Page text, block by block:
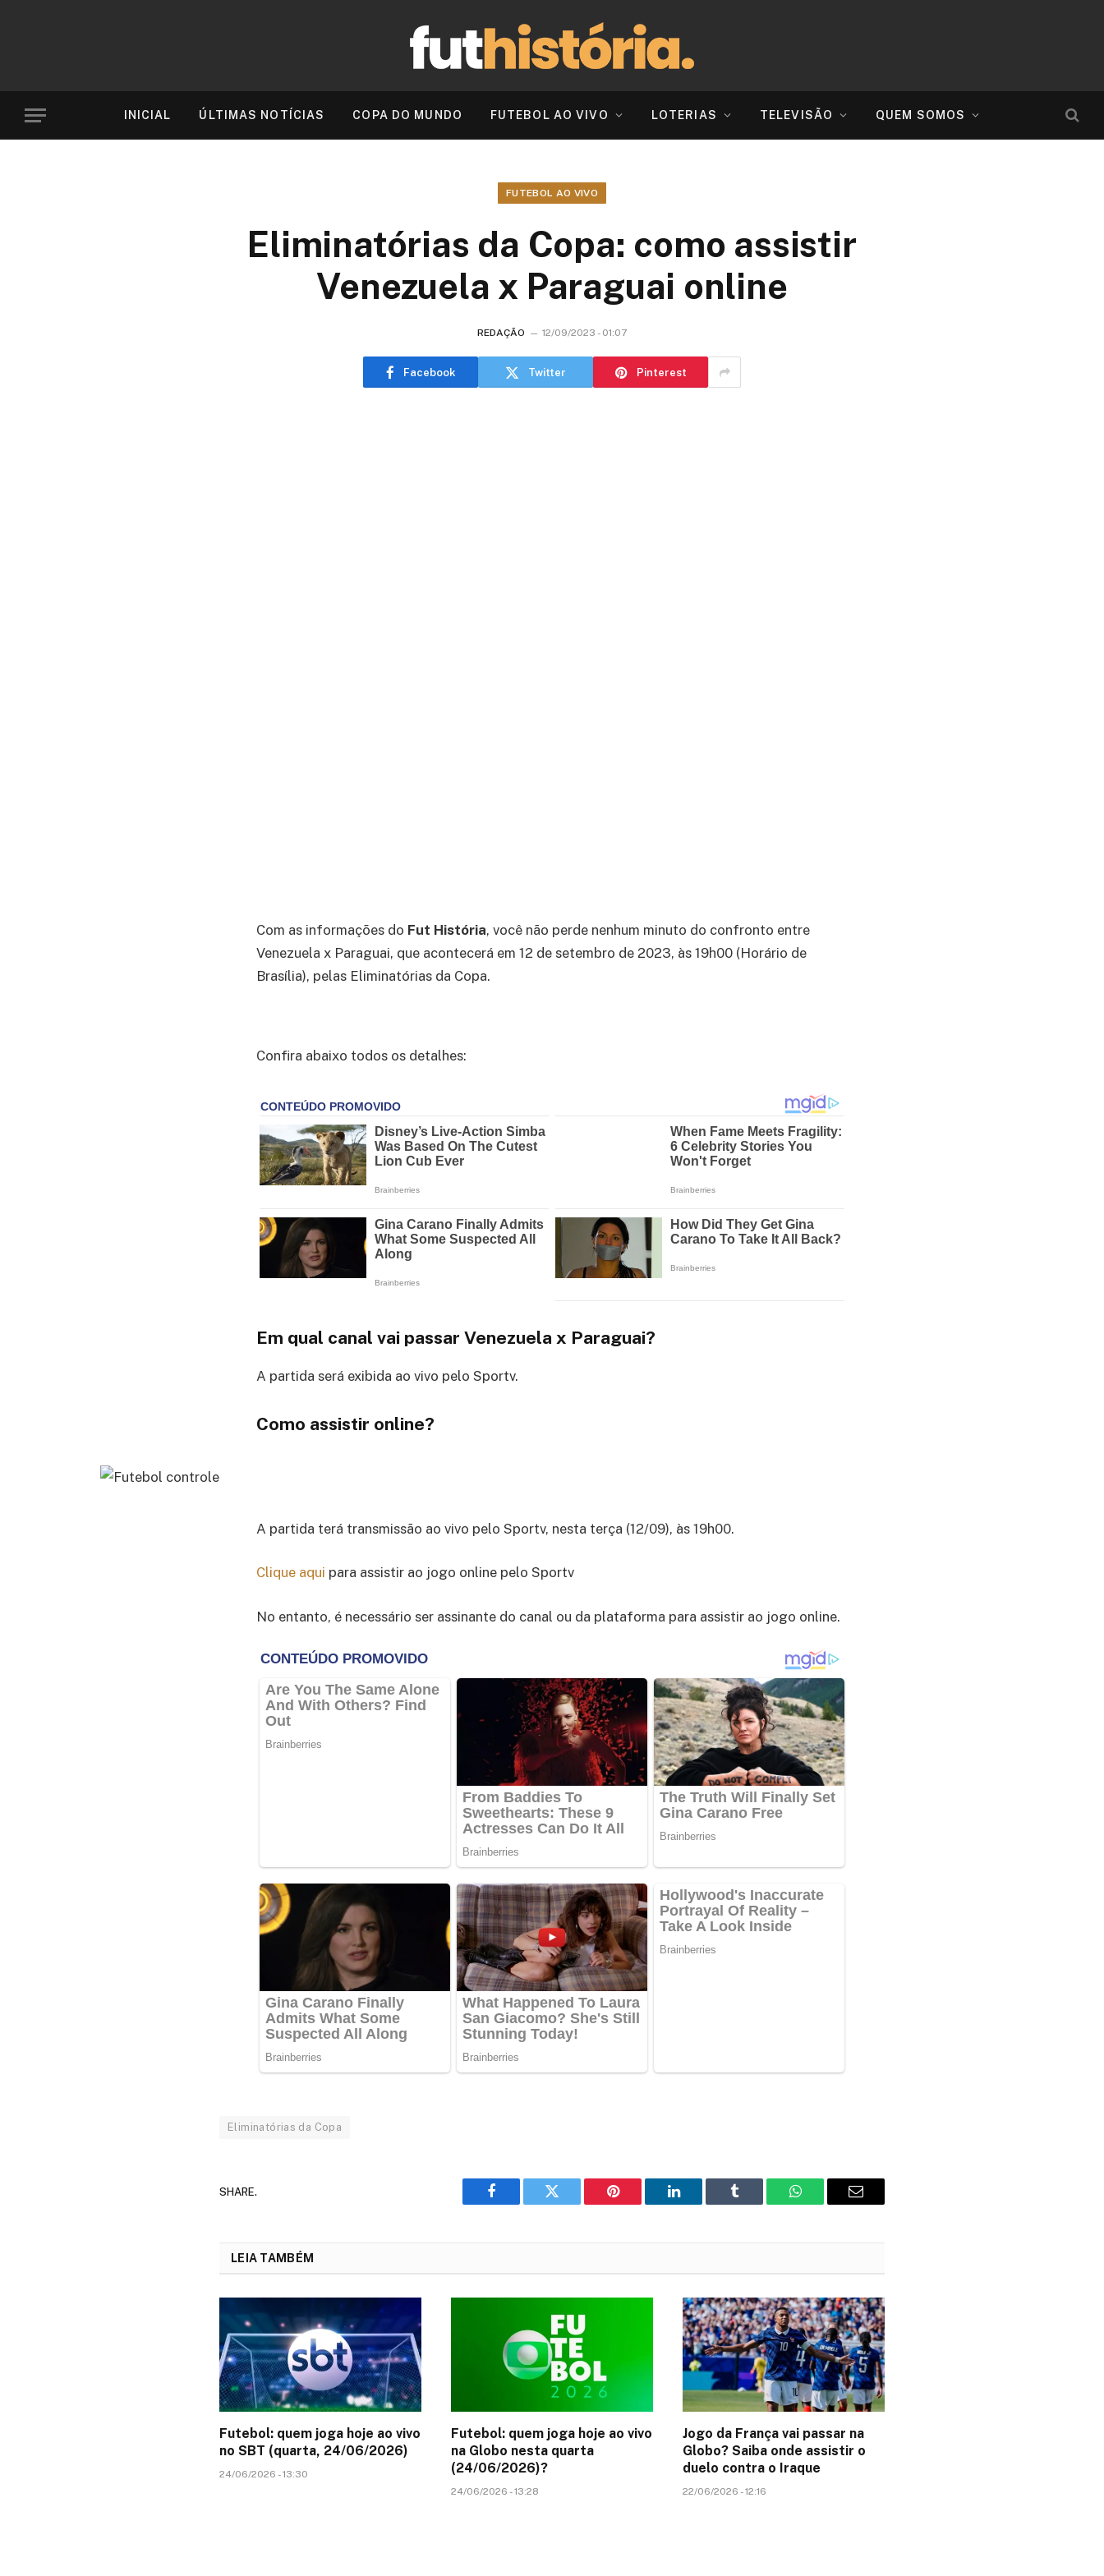
INICIAL ÚLTIMAS NOTÍCIAS COPA DO MUNDO FUTEBOL AO VIVO LOTERIAS TELEVISÃO QUEM SOMOS
FUTEBOL AO VIVO
Eliminatórias da Copa: como assistir
Venezuela x Paraguai online
REDAÇÃO 12/09/2023 - 01:07
Facebook Twitter Pinterest
Com as informações do Fut História, você não perde nenhum minuto do confronto entre
Venezuela x Paraguai, que acontecerá em 12 de setembro de 2023, às 19h00 (Horário de
Brasília), pelas Eliminatórias da Copa.
Confira abaixo todos os detalhes:
Em qual canal vai passar Venezuela x Paraguai?
A partida será exibida ao vivo pelo Sportv.
Como assistir online?
A partida terá transmissão ao vivo pelo Sportv, nesta terça (12/09), às 19h00.
Clique aqui para assistir ao jogo online pelo Sportv
No entanto, é necessário ser assinante do canal ou da plataforma para assistir ao jogo online.
Eliminatórias da Copa
SHARE.
Facebook Twitter Pinterest LinkedIn Tumblr WhatsAppEmail
LEIA TAMBÉM
Futebol: quem joga hoje ao vivo
no SBT (quarta, 24/06/2026)
24/06/2026 - 13:30
Futebol: quem joga hoje ao vivo
na Globo nesta quarta
(24/06/2026)?
24/06/2026 - 13:28
Jogo da França vai passar na
Globo? Saiba onde assistir o
duelo contra o Iraque
22/06/2026 - 12:16